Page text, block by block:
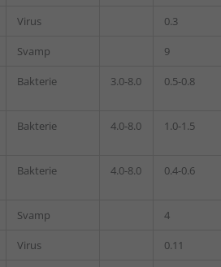
Virus 0.3
Svamp 9
Bakterie 3.0-8.0 0.5-0.8
Bakterie 4.0-8.0 1.0-1.5
Bakterie 4.0-8.0 0.4-0.6
Svamp 4
Virus 0.11